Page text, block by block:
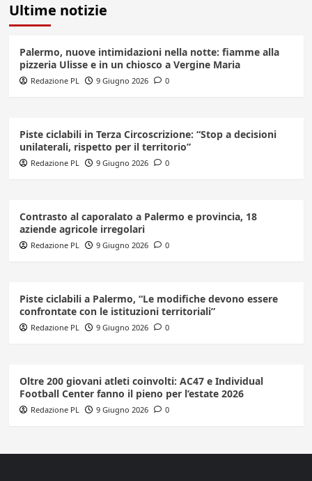
Ultime notizie
Palermo, nuove intimidazioni nella notte: fiamme alla
pizzeria Ulisse e in un chiosco a Vergine Maria
Redazione PL 9 Giugno 2026 0
Piste ciclabili in Terza Circoscrizione: “Stop a decisioni
unilaterali, rispetto per il territorio”
Redazione PL 9 Giugno 2026 0
Contrasto al caporalato a Palermo e provincia, 18
aziende agricole irregolari
Redazione PL 9 Giugno 2026 0
Piste ciclabili a Palermo, “Le modifiche devono essere
confrontate con le istituzioni territoriali”
Redazione PL 9 Giugno 2026 0
Oltre 200 giovani atleti coinvolti: AC47 e Individual
Football Center fanno il pieno per l’estate 2026
Redazione PL 9 Giugno 2026 0